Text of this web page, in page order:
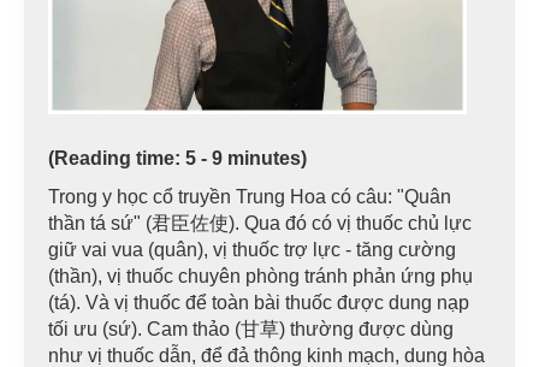
(Reading time: 5 - 9 minutes)
Trong y học cổ truyền Trung Hoa có câu: "Quân
thần tá sứ" (君臣佐使). Qua đó có vị thuốc chủ lực
giữ vai vua (quân), vị thuốc trợ lực - tăng cường
(thần), vị thuốc chuyên phòng tránh phản ứng phụ
(tá). Và vị thuốc để toàn bài thuốc được dung nạp
tối ưu (sứ). Cam thảo (甘草) thường được dùng
như vị thuốc dẫn, để đả thông kinh mạch, dung hòa